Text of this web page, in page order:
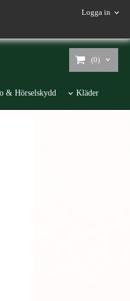
Logga in
(0)
& Hörselskydd Kläder